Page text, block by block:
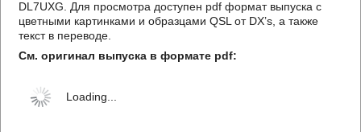
DL7UXG. Для просмотра доступен pdf формат выпуска с
цветными картинками и образцами QSL от DX’s, а также
текст в переводе.
См. оригинал выпуска в формате pdf:
Loading...